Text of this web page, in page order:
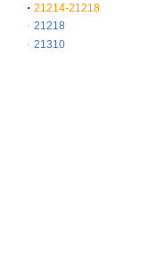
21214-21218
21218
21310